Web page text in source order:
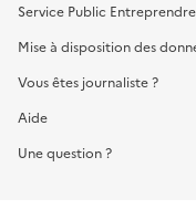
Service Public
Mise à disposition des
Vous êtes journaliste ?
Aide
Une question ?